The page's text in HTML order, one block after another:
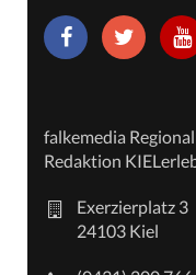
falkemedia
Redaktion
Exerzierplatz 3
24103 Kiel